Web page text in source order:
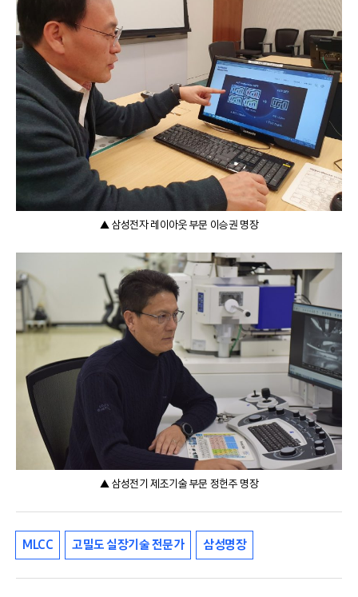
▲ 삼성전자 레이아웃 부문 이승권 명장
▲ 삼성전기 제조기술 부문 정헌주 명장
MLCC 고밀도 실장기술 전문가 삼성명장